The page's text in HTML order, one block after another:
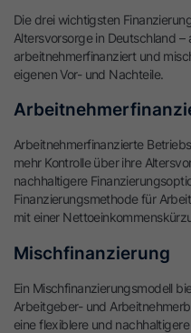
Die drei wichtigsten
Altersvorsorge in Deutschland
arbeitnehmerfinanziert und
eigenen Vor- und Nachteile.
Arbeitnehmerfinanzierte
mehr Kontrolle über ihre
nachhaltigere
Finanzierungsmethode für
mit einer
Mischfinanzierung
Ein Mischfinanzierungsmodell
Arbeitgeber- und
eine flexiblere und